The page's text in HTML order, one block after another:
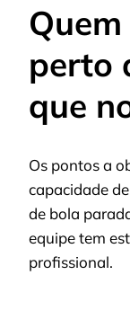
perto
que
Os pontos a
capacidade
de bola
equipe tem
profissional.